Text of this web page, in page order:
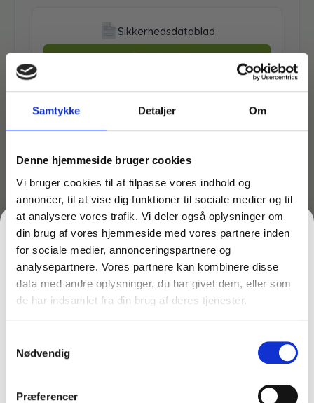
Samtykke Detaljer Om
Denne hjemmeside bruger cookies
Vi bruger cookies til at tilpasse vores indhold og
annoncer, til at vise dig funktioner til sociale medier og til
at analysere vores trafik. Vi deler også oplysninger om
din brug af vores hjemmeside med vores partnere inden
for sociale medier, annonceringspartnere og
analysepartnere. Vores partnere kan kombinere disse
data med andre oplysninger, du har givet dem, eller som
de har indsamlet fra din brug af deres tjenester.
Nødvendig
Præferencer
Sikkerhedsdatablad
Download
Novadan Foam 136er et effektivt, alkalisk klorbaseret
industriel rengøring. Produktet kombinerer kraftig
rengøringseffekt med desinficerende egenskaber,
hvilket gør det ideelt til områder med høje
hygiejnekrav – især i fødevareindustrien, mejerier,
slagterier og storkøkkener.
Et effektivt og sikkert valg til professionel
industrirengøring og hygiejne i fødevareproduktion.
alkaliske resistente overflader.
syreholdige produkter.
FÅ 10% PÅ DIN FØRSTE ORDRE